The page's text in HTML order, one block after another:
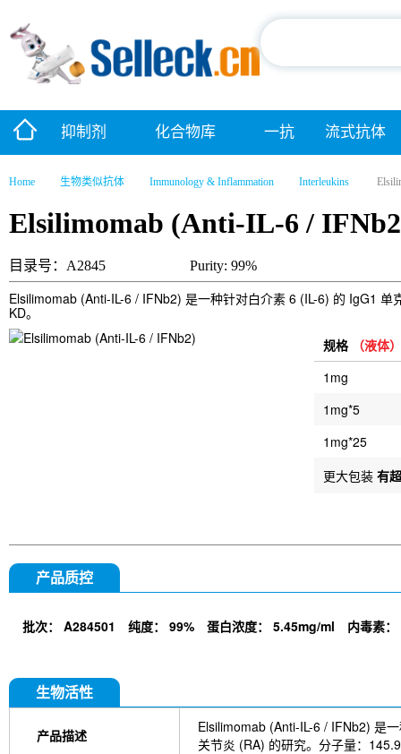
抑制剂 化合物库 一抗 流式抗体
Home 生物类似抗体 Immunology & Inflammation Interleukins
Elsilimomab (Anti-IL-6 /
目录号：A2845 Purity: 99%
Elsilimomab (Anti-IL-6 / IFNb2) 是一种针对白介素 6 (IL-6) 的 IgG1
KD。
规格 （液体）
1mg
1mg*5
1mg*25
更大包装 有
产品质控
批次： A284501 纯度： 99% 蛋白浓度： 5.45mg/ml 内毒素：
生物活性
产品描述
Elsilimomab (Anti-IL-6 / IFNb2) 是
关节炎 (RA) 的研究。分子量：